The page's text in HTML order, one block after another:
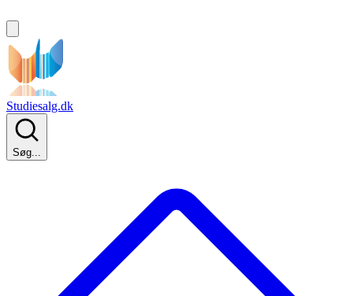
Studiesalg.dk
Søg...